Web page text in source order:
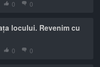
0 0
locului. Revenim cu
0 0